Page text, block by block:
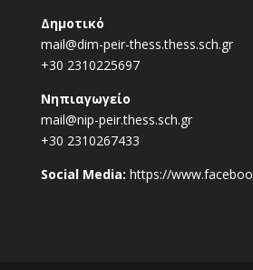
Δημοτικό
mail@dim-peir-thess.thess.sch.gr
+30 2310225697
Νηπιαγωγείο
mail@nip-peir.thess.sch.gr
+30 2310267433
Social Media: https://